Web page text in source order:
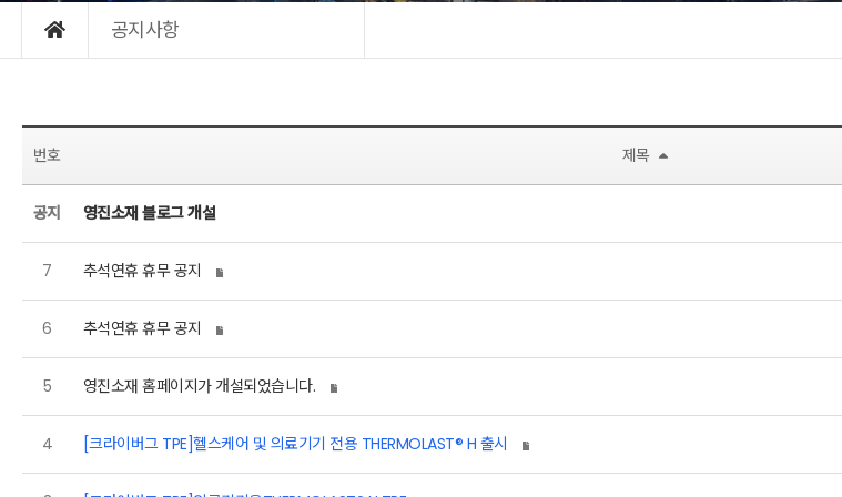
공지사항
번호 제목
공지 영진소재 블로그 개설
7 추석연휴 휴무 공지
6 추석연휴 휴무 공지
5 영진소재 홈페이지가 개설되었습니다.
4 [크라이버그 TPE]헬스케어 및 의료기기 전용 THERMOLAST® H 출시